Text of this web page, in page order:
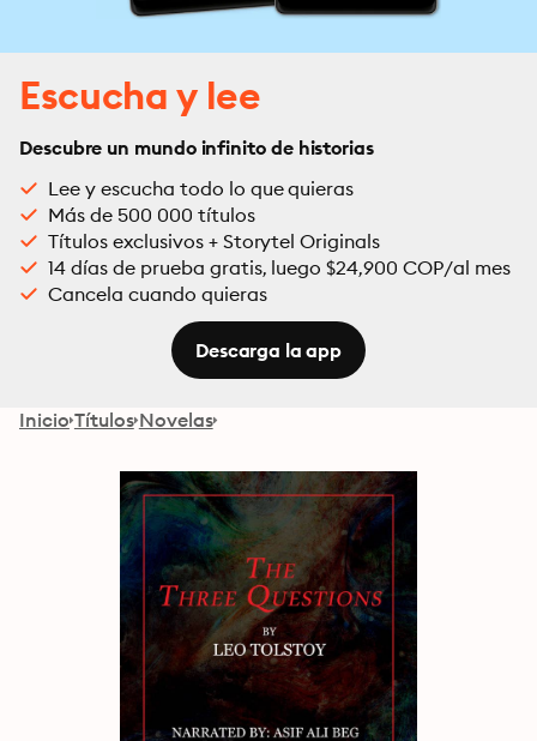
Escucha y lee
Descubre un mundo infinito de historias
Lee y escucha todo lo que quieras
Más de 500 000 títulos
Títulos exclusivos + Storytel Originals
14 días de prueba gratis, luego $24,900 COP/al mes
Cancela cuando quieras
Descarga la app
Inicio Títulos Novelas